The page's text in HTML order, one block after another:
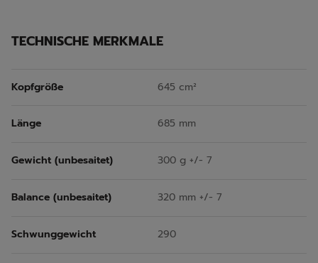
TECHNISCHE MERKMALE
Kopfgröße 645 cm²
Länge 685 mm
Gewicht (unbesaitet) 300 g +/- 7
Balance (unbesaitet) 320 mm +/- 7
Schwunggewicht 290